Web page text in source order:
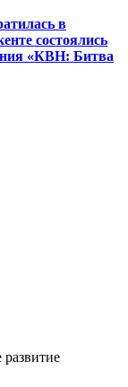
в
состоялись
«КВН: Битва